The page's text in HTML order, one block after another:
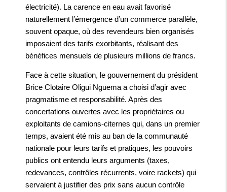
électricité). La carence en eau avait favorisé
naturellement l’émergence d’un commerce parallèle,
souvent opaque, où des revendeurs bien organisés
imposaient des tarifs exorbitants, réalisant des
bénéfices mensuels de plusieurs millions de francs.
Face à cette situation, le gouvernement du président
Brice Clotaire Oligui Nguema a choisi d’agir avec
pragmatisme et responsabilité. Après des
concertations ouvertes avec les propriétaires ou
exploitants de camions-citernes qui, dans un premier
temps, avaient été mis au ban de la communauté
nationale pour leurs tarifs et pratiques, les pouvoirs
publics ont entendu leurs arguments (taxes,
redevances, contrôles récurrents, voire rackets) qui
servaient à justifier des prix sans aucun contrôle